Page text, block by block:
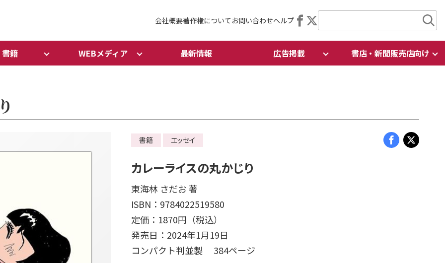
会社概要著作権について お問い合わせヘルプ
書籍 WEBメディア 最新情報 広告掲載 書店・新聞販売店向け
書籍 エッセイ
カレーライスの丸かじり
東海林 さだお 著
ISBN：9784022519580
定価：1870円（税込）
発売日：2024年1月19日
コンパクト判並製 384ページ